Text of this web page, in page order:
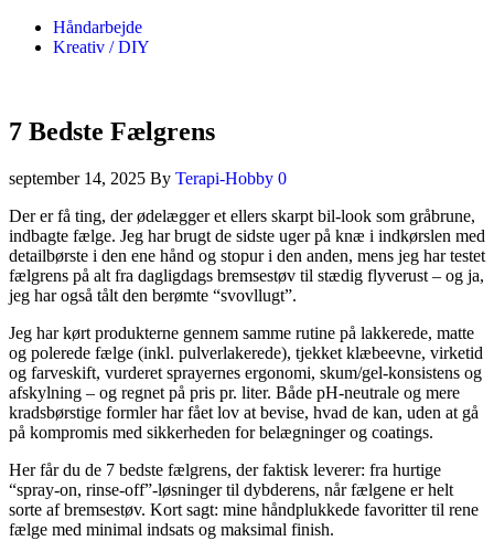
Håndarbejde
Kreativ / DIY
7 Bedste Fælgrens
september 14, 2025 By Terapi-Hobby 0
Der er få ting, der ødelægger et ellers skarpt bil-look som gråbrune,
indbagte fælge. Jeg har brugt de sidste uger på knæ i indkørslen med
detailbørste i den ene hånd og stopur i den anden, mens jeg har testet
fælgrens på alt fra dagligdags bremsestøv til stædig flyverust – og ja,
jeg har også tålt den berømte “svovllugt”.
Jeg har kørt produkterne gennem samme rutine på lakkerede, matte
og polerede fælge (inkl. pulverlakerede), tjekket klæbeevne, virketid
og farveskift, vurderet sprayernes ergonomi, skum/gel-konsistens og
afskylning – og regnet på pris pr. liter. Både pH-neutrale og mere
kradsbørstige formler har fået lov at bevise, hvad de kan, uden at gå
på kompromis med sikkerheden for belægninger og coatings.
Her får du de 7 bedste fælgrens, der faktisk leverer: fra hurtige
“spray-on, rinse-off”-løsninger til dybderens, når fælgene er helt
sorte af bremsestøv. Kort sagt: mine håndplukkede favoritter til rene
fælge med minimal indsats og maksimal finish.